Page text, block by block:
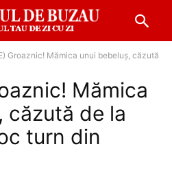
Groaznic! Mămica unui bebeluș, căzută
Mămica
căzută de la
turn din